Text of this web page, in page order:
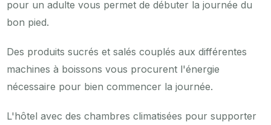
pour un adulte vous permet de débuter la journée du
bon pied.
Des produits sucrés et salés couplés aux différentes
machines à boissons vous procurent l'énergie
nécessaire pour bien commencer la journée.
L'hôtel avec des chambres climatisées pour supporter